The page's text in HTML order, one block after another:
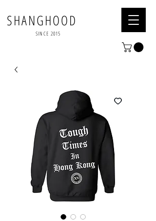
SHANGHOOD
SINCE 2015